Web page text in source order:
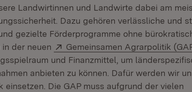
Landwirtinnen und Landwirte dabei am
Dazu gehören verlässliche und
gezielte Förderprogramme ohne
der neuen
Extern:
Gemeinsamen Agrarpolitik
und Finanzmittel, um
anbieten zu können. Dafür werden wir
einsetzen. Die GAP muss aufgrund der vielen